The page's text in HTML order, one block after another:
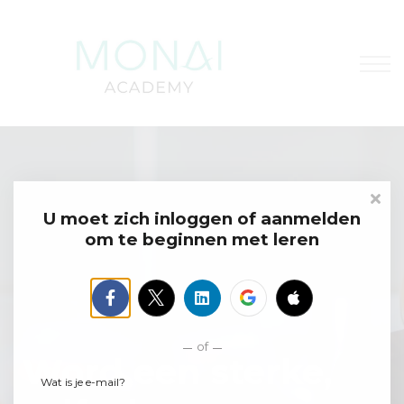
Over ons
Aanmelden
Registreer
Word een sterke,
U moet zich inloggen of aanmelden
om te beginnen met leren
of
Wat is je e-mail?